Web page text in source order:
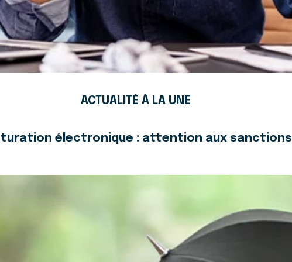
ACTUALITÉ À LA UNE
électronique : attention aux sanctions